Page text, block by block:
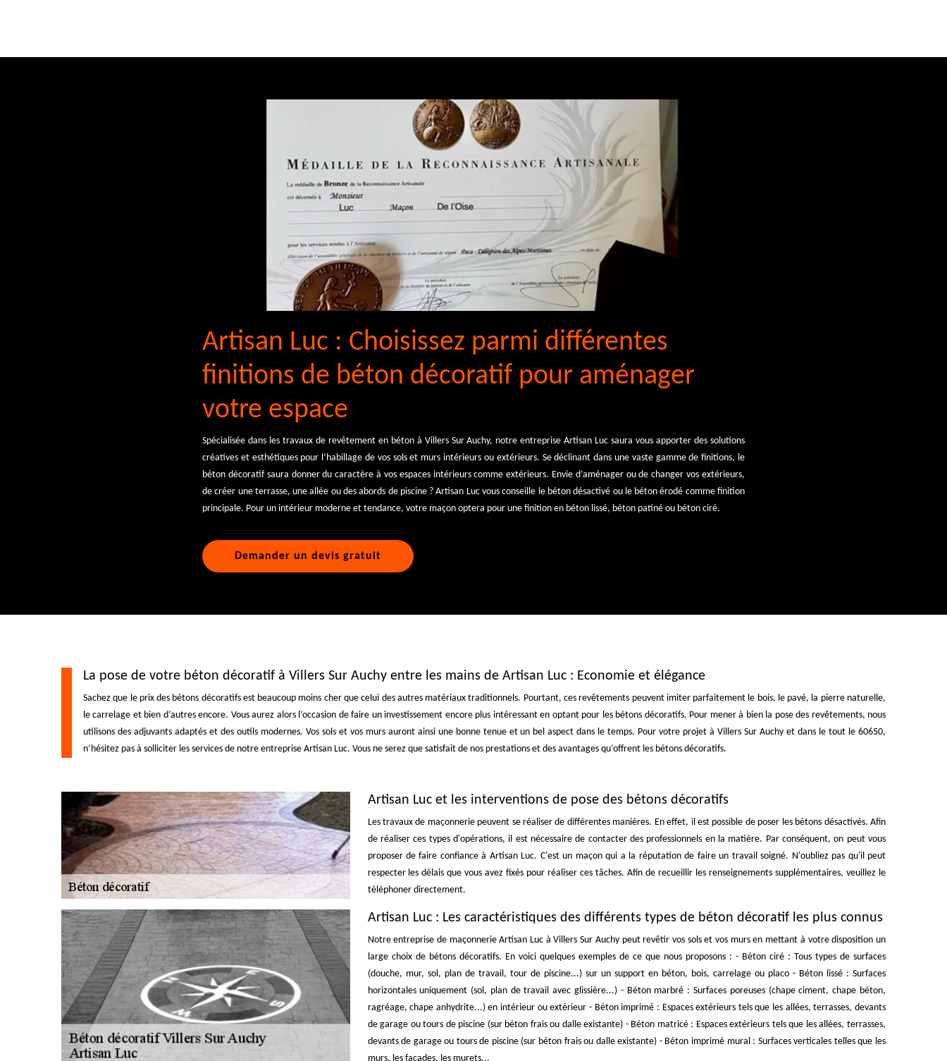
Artisan Luc : Choisissez parmi différentes
finitions de béton décoratif pour aménager
votre espace
Spécialisée dans les travaux de revêtement en béton à Villers Sur Auchy, notre entreprise Artisan Luc saura vous apporter des solutions
créatives et esthétiques pour l’habillage de vos sols et murs intérieurs ou extérieurs. Se déclinant dans une vaste gamme de finitions, le
béton décoratif saura donner du caractère à vos espaces intérieurs comme extérieurs. Envie d’aménager ou de changer vos extérieurs,
de créer une terrasse, une allée ou des abords de piscine ? Artisan Luc vous conseille le béton désactivé ou le béton érodé comme finition
principale. Pour un intérieur moderne et tendance, votre maçon optera pour une finition en béton lissé, béton patiné ou béton ciré.
Demander un devis gratuit
La pose de votre béton décoratif à Villers Sur Auchy entre les mains de Artisan Luc : Economie et élégance
Sachez que le prix des bétons décoratifs est beaucoup moins cher que celui des autres matériaux traditionnels. Pourtant, ces revêtements peuvent imiter parfaitement le bois, le pavé, la pierre naturelle,
le carrelage et bien d’autres encore. Vous aurez alors l’occasion de faire un investissement encore plus intéressant en optant pour les bétons décoratifs. Pour mener à bien la pose des revêtements, nous
utilisons des adjuvants adaptés et des outils modernes. Vos sols et vos murs auront ainsi une bonne tenue et un bel aspect dans le temps. Pour votre projet à Villers Sur Auchy et dans le tout le 60650,
n’hésitez pas à solliciter les services de notre entreprise Artisan Luc. Vous ne serez que satisfait de nos prestations et des avantages qu’offrent les bétons décoratifs.
Artisan Luc et les interventions de pose des bétons décoratifs
Les travaux de maçonnerie peuvent se réaliser de différentes manières. En effet, il est possible de poser les bétons désactivés. Afin
de réaliser ces types d'opérations, il est nécessaire de contacter des professionnels en la matière. Par conséquent, on peut vous
proposer de faire confiance à Artisan Luc. C'est un maçon qui a la réputation de faire un travail soigné. N'oubliez pas qu'il peut
respecter les délais que vous avez fixés pour réaliser ces tâches. Afin de recueillir les renseignements supplémentaires, veuillez le
téléphoner directement.
Artisan Luc : Les caractéristiques des différents types de béton décoratif les plus connus
Notre entreprise de maçonnerie Artisan Luc à Villers Sur Auchy peut revêtir vos sols et vos murs en mettant à votre disposition un
large choix de bétons décoratifs. En voici quelques exemples de ce que nous proposons : - Béton ciré : Tous types de surfaces
(douche, mur, sol, plan de travail, tour de piscine...) sur un support en béton, bois, carrelage ou placo - Béton lissé : Surfaces
horizontales uniquement (sol, plan de travail avec glissière...) - Béton marbré : Surfaces poreuses (chape ciment, chape béton,
ragréage, chape anhydrite...) en intérieur ou extérieur - Béton imprimé : Espaces extérieurs tels que les allées, terrasses, devants
de garage ou tours de piscine (sur béton frais ou dalle existante) - Béton matricé : Espaces extérieurs tels que les allées, terrasses,
devants de garage ou tours de piscine (sur béton frais ou dalle existante) - Béton imprimé mural : Surfaces verticales telles que les
murs, les façades, les murets...